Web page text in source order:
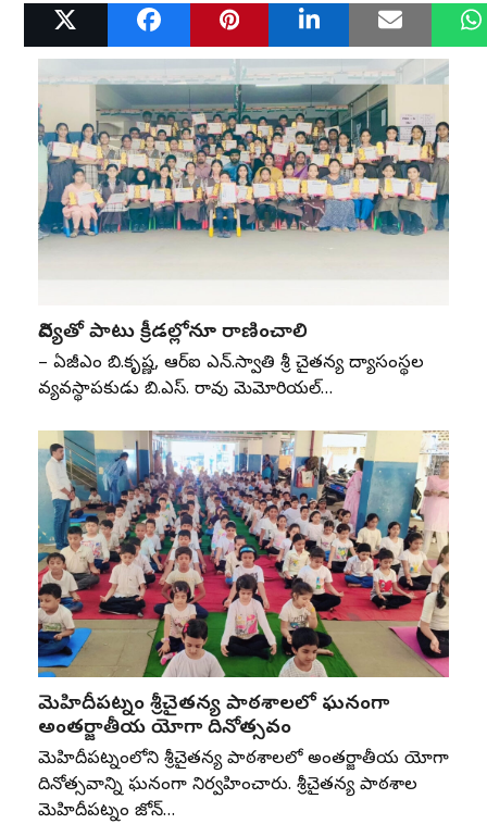
Related Posts
విద్యతో పాటు క్రీడల్లోనూ రాణించాలి
– ఏజీఎం బి.కృష్ణ, ఆర్‌ఐ ఎన్‌.స్వాతి శ్రీ చైతన్య విద్యాసంస్థల
వ్యవస్థాపకుడు బి.ఎస్‌. రావు మెమోరియల్‌…
మెహిదీపట్నం శ్రీచైతన్య పాఠశాలలో ఘనంగా
అంతర్జాతీయ యోగా దినోత్సవం
మెహిదీపట్నంలోని శ్రీచైతన్య పాఠశాలలో అంతర్జాతీయ యోగా
దినోత్సవాన్ని ఘనంగా నిర్వహించారు. శ్రీచైతన్య పాఠశాల
మెహిదీపట్నం జోన్‌…